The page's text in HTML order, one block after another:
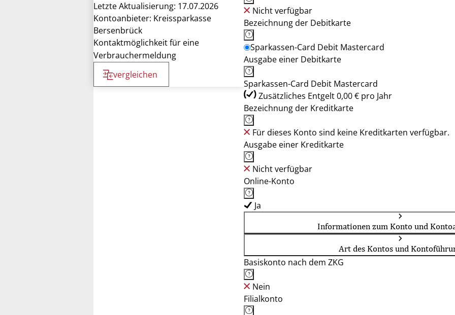
Letzte Aktualisierung: 17.07.2026
Kontoanbieter: Kreissparkasse
Bersenbrück
Kontaktmöglichkeit für eine
Verbrauchermeldung
vergleichen
Nicht verfügbar
Bezeichnung der Debitkarte
Sparkassen-Card Debit Mastercard
Ausgabe einer Debitkarte
Sparkassen-Card Debit Mastercard
Zusätzliches Entgelt 0,00 € pro Jahr
Bezeichnung der Kreditkarte
Für dieses Konto sind keine Kreditkarten verfügbar.
Ausgabe einer Kreditkarte
Nicht verfügbar
Online-Konto
Ja
Informationen zum Konto und
Art des Kontos und
Basiskonto nach dem ZKG
Nein
Filialkonto